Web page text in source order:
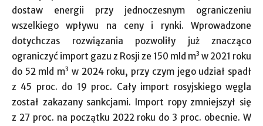
dostaw energii przy jednoczesnym ograniczeniu
wszelkiego wpływu na ceny i rynki. Wprowadzone
dotychczas rozwiązania pozwoliły już znacząco
ograniczyć import gazu z Rosji ze 150 mld m3 w 2021 roku
do 52 mld m3 w 2024 roku, przy czym jego udział spadł
z 45 proc. do 19 proc. Cały import rosyjskiego węgla
został zakazany sankcjami. Import ropy zmniejszył się
z 27 proc. na początku 2022 roku do 3 proc. obecnie. W